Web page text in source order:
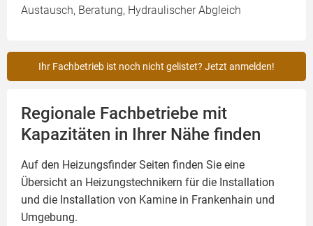
Austausch, Beratung, Hydraulischer Abgleich
Ihr Fachbetrieb ist noch nicht gelistet? Jetzt anmelden!
Regionale Fachbetriebe mit
Kapazitäten in Ihrer Nähe finden
Auf den Heizungsfinder Seiten finden Sie eine
Übersicht an Heizungstechnikern für die Installation
und die Installation von Kamine in Frankenhain und
Umgebung.